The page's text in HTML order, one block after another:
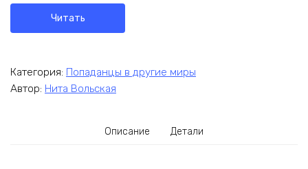
Читать
Категория: Попаданцы в другие миры
Автор: Нита Вольская
Описание Детали